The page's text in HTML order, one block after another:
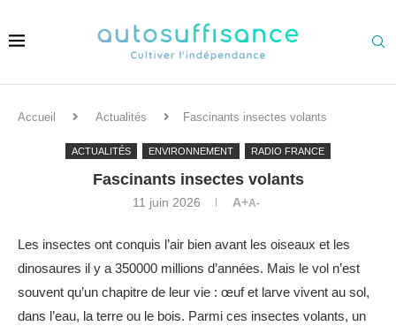
Accueil Actualités Fascinants insectes volants
ACTUALITÉS ENVIRONNEMENT RADIO FRANCE
Fascinants insectes volants
11 juin 2026 A+A-
Les insectes ont conquis l’air bien avant les oiseaux et les
dinosaures il y a 350000 millions d’années. Mais le vol n’est
souvent qu’un chapitre de leur vie : œuf et larve vivent au sol,
dans l’eau, la terre ou le bois. Parmi ces insectes volants, un